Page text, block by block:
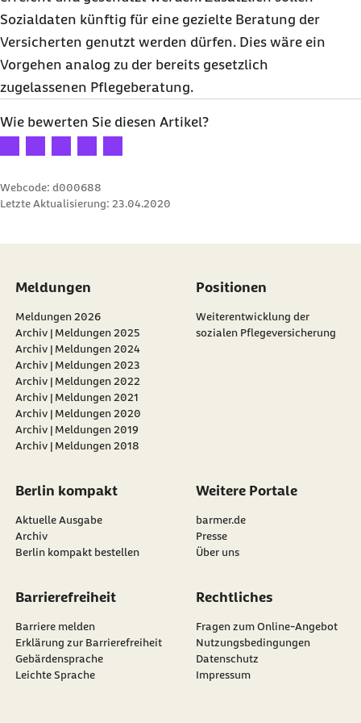
Sozialdaten künftig für eine gezielte Beratung der
Versicherten genutzt werden dürfen. Dies wäre ein
Vorgehen analog zu der bereits gesetzlich
zugelassenen Pflegeberatung.
Wie bewerten Sie diesen Artikel?
Ihre Bewertung: 1 Stern
Ihre Bewertung: 2 Sterne
Ihre Bewertung: 3 Sterne
Ihre Bewertung: 4 Sterne
Ihre Bewertung: 5 Sterne
Webcode: d000688
Letzte Aktualisierung: 23.04.2020
Meldungen
Meldungen 2026
Archiv | Meldungen 2025
Archiv | Meldungen 2024
Archiv | Meldungen 2023
Archiv | Meldungen 2022
Archiv | Meldungen 2021
Archiv | Meldungen 2020
Archiv | Meldungen 2019
Archiv | Meldungen 2018
Positionen
Weiterentwicklung der
sozialen Pflegeversicherung
Berlin kompakt
Aktuelle Ausgabe
Archiv
Berlin kompakt bestellen
Weitere Portale
barmer.de
Presse
Über uns
Barrierefreiheit
Barriere melden
Erklärung zur Barrierefreiheit
Gebärdensprache
Leichte Sprache
Rechtliches
Fragen zum Online-Angebot
Nutzungsbedingungen
Datenschutz
Impressum